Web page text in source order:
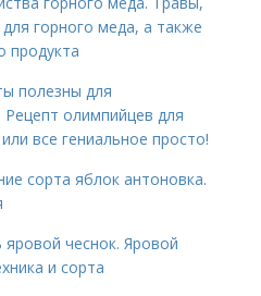
горного меда, а также
продукта
полезны для
Рецепт олимпийцев для
все гениальное просто!
сорта яблок антоновка.
яровой чеснок. Яровой
и сорта